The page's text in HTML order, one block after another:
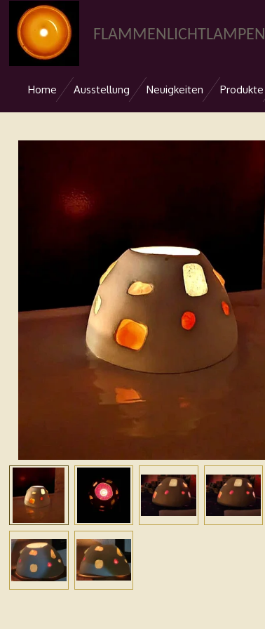
FLAMMENLICHTLAMPEN
Home Ausstellung Neuigkeiten Produkte